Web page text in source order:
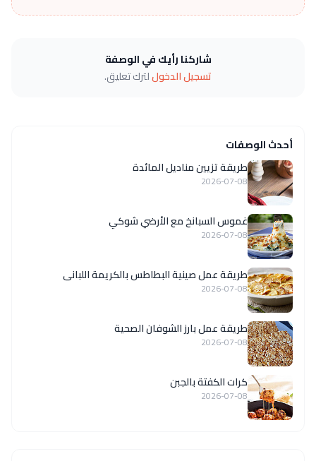
شاركنا رأيك في الوصفة
تسجيل الدخوللترك تعليق.
أحدث الوصفات
طريقة تزيين مناديل المائدة
2026-07-08
غموس السبانخ مع الأرضي شوكي
2026-07-08
طريقة عمل صينية البطاطس بالكريمة اللبانى
2026-07-08
طريقة عمل بارز الشوفان الصحية
2026-07-08
كرات الكفتة بالجبن
2026-07-08